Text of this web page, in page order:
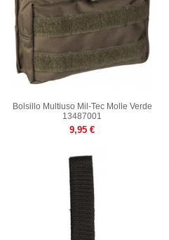
Bolsillo Multiuso Mil-Tec Molle Verde
13487001
9,95 €